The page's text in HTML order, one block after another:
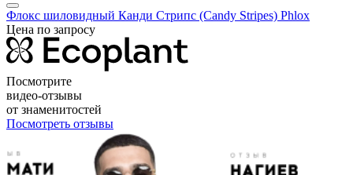
Флокс шиловидный Канди Стрипс (Candy Stripes) Phlox
Цена по запросу
Посмотрите
видео-отзывы
от знаменитостей
Посмотреть отзывы